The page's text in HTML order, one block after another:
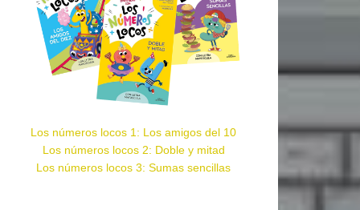
Los números locos 1: Los amigos del 10
Los números locos 2: Doble y mitad
Los números locos 3: Sumas sencillas